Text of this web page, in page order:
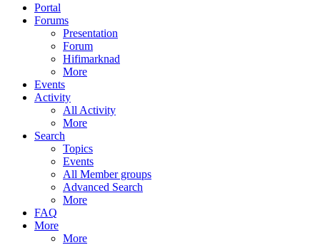
Portal
Forums
Presentation
Forum
Hifimarknad
More
Events
Activity
All Activity
More
Search
Topics
Events
All Member groups
Advanced Search
More
FAQ
More
More